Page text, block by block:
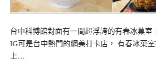
台中科博館對面有一間超浮誇的有春冰菓室
IG可是台中熱門的網美打卡店， 有春冰菓
上…